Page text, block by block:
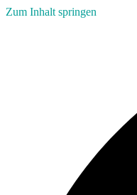
Zum Inhalt springen